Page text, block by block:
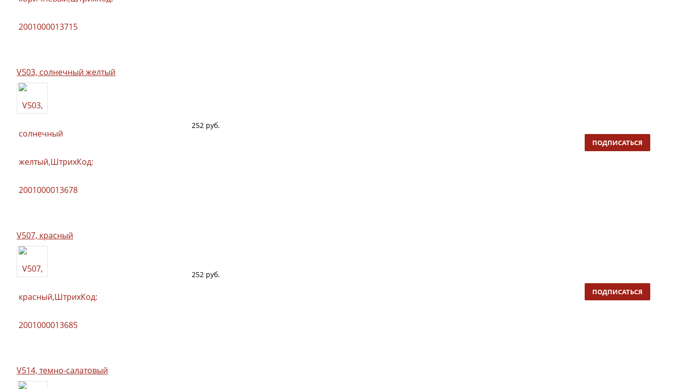
V503, солнечный желтый
252 руб.
ПОДПИСАТЬСЯ
V507, красный
252 руб.
ПОДПИСАТЬСЯ
V514, темно-салатовый